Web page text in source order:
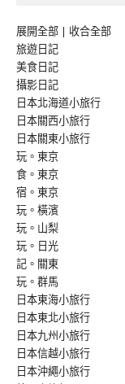
展開全部 | 收合全部
旅遊日記
美食日記
攝影日記
日本北海道小旅行
日本關西小旅行
日本關東小旅行
玩。東京
食。東京
宿。東京
玩。橫濱
玩。山梨
玩。日光
記。關東
玩。群馬
日本東海小旅行
日本東北小旅行
日本九州小旅行
日本信越小旅行
日本沖繩小旅行